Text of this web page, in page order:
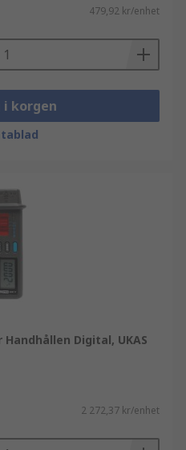
479,92 kr/enhet
i korgen
Handhållen Digital, UKAS
2 272,37 kr/enhet